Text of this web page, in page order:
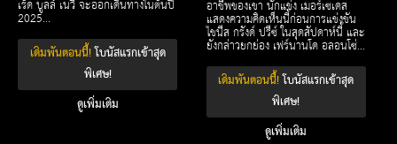
เร้ด บูลล์ เนวี่ จะออกเดินทางในต้นปี
2025...
เดิมพันตอนนี้!โบนัสแรกเข้าสุด
พิเศษ!
ดูเพิ่มเติม
อาชีพของเขา นักแข่ง เมอร์เซเดส
แสดงความคิดเห็นนี้ก่อนการแข่งขัน
ไชนีส กรังด์ ปรีซ์ ในสุดสัปดาห์นี้ และ
ยังกล่าวยกย่อง เฟร์นานโด อลอนโซ่...
เดิมพันตอนนี้!โบนัสแรกเข้าสุด
พิเศษ!
ดูเพิ่มเติม